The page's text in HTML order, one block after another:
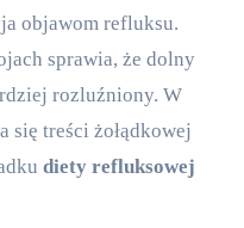
objawom refluksu.
sprawia, że dolny
rozluźniony. W
się treści żołądkowej
diety refluksowej